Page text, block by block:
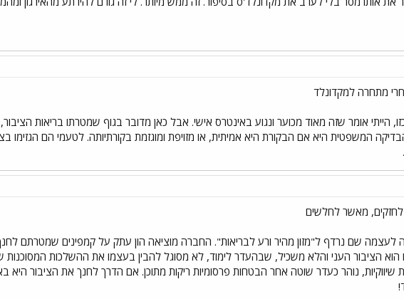
מתחרה למקדונלד
הייתי אומר שזה מאוד מכוער ונגוע באינטרס אישי. אבל כאן מדובר בגוף שמטרתו בריאות
המשפטית היא אם הבקורת היא אמיתית, או מזויפת ומוגזמת בקורתיותה. לטעמי הם הגזימו
מאשר לחלשים
לעצמה שם נרדף ל"מזון מהיר ורע לבריאות". החברה מוציאה הון עתק על קמפינים שמטרתם
הוא הציבור העני והלא משכיל, שבהעדר לימוד, לא מסוגל להבין בעצמו את ההשלכות המסוכנות
שיווקיות, נוהר כעדר שוטה אחר הבטחות פרסומיות ריקות מתוכן. אם הדרך לחנך את הציבור